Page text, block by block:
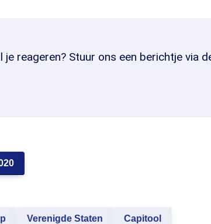
reageren? Stuur ons een berichtje via
Verenigde Staten Capitool